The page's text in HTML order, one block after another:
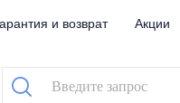
и возврат Акции